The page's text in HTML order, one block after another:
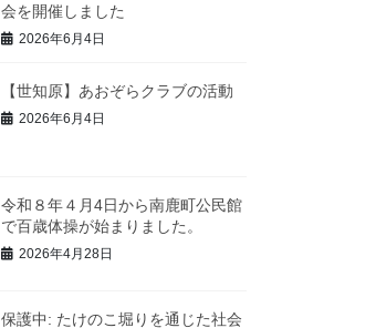
会を開催しました
2026年6月4日
【世知原】あおぞらクラブの活動
2026年6月4日
令和８年４月4日から南鹿町公民館
で百歳体操が始まりました。
2026年4月28日
保護中: たけのこ堀りを通じた社会